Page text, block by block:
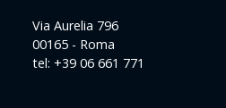
Via Aurelia 796
00165 - Roma
tel: +39 06 661 771